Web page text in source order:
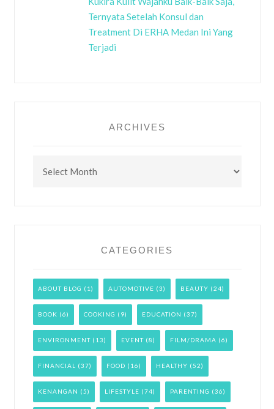
Ternyata Setelah Konsul dan
Treatment Di ERHA Medan Ini Yang
Terjadi
ARCHIVES
CATEGORIES
ABOUT BLOG (1) AUTOMOTIVE (3) BEAUTY (24)
BOOK (6) COOKING (9) EDUCATION (37)
ENVIRONMENT(13) EVENT(8) FILM/DRAMA (6)
FINANCIAL (37) FOOD (16) HEALTHY (52)
KENANGAN (5) LIFESTYLE (74) PARENTING (36)